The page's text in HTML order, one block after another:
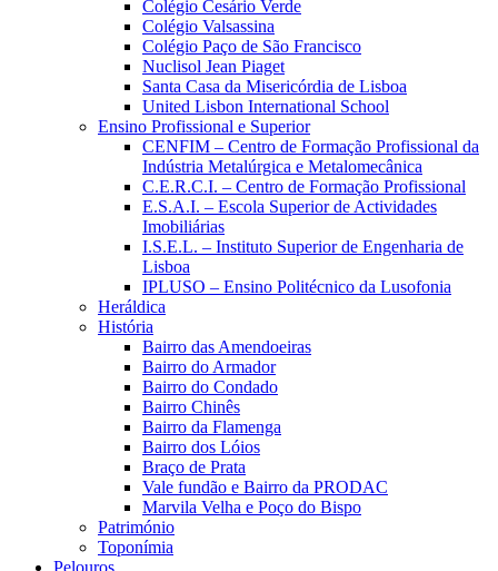
Colégio Cesário Verde
Colégio Valsassina
Colégio Paço de São Francisco
Nuclisol Jean Piaget
Santa Casa da Misericórdia de Lisboa
United Lisbon International School
Ensino Profissional e Superior
CENFIM – Centro de Formação Profissional da
Indústria Metalúrgica e Metalomecânica
C.E.R.C.I. – Centro de Formação Profissional
E.S.A.I. – Escola Superior de Actividades
Imobiliárias
I.S.E.L. – Instituto Superior de Engenharia de
Lisboa
IPLUSO – Ensino Politécnico da Lusofonia
Heráldica
História
Bairro das Amendoeiras
Bairro do Armador
Bairro do Condado
Bairro Chinês
Bairro da Flamenga
Bairro dos Lóios
Braço de Prata
Vale fundão e Bairro da PRODAC
Marvila Velha e Poço do Bispo
Património
Toponímia
Pelouros